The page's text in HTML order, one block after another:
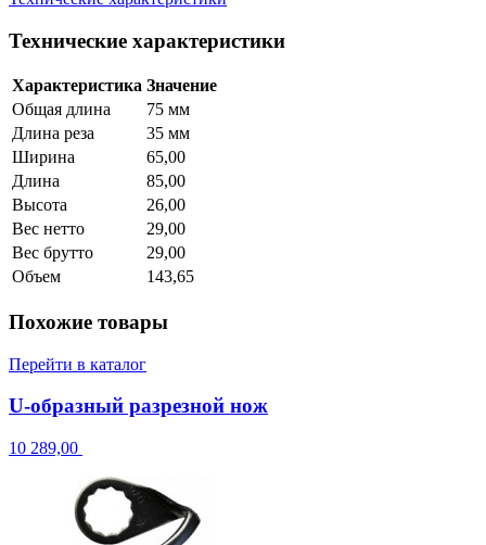
Технические характеристики
Характеристика Значение
Общая длина
75 мм
Длина реза
35 мм
Ширина
65,00
Длина
85,00
Высота
26,00
Вес нетто
29,00
Вес брутто
29,00
Объем
143,65
Похожие товары
Перейти в каталог
U-образный разрезной нож
10 289,00